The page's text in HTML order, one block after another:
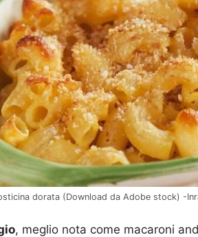
dorata (Download da Adobe stock) -
, meglio nota come macaroni